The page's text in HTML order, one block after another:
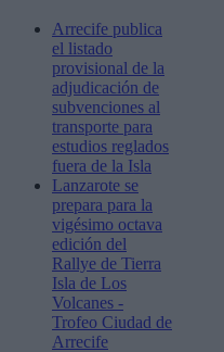
Arrecife publica
el listado
provisional de la
adjudicación de
subvenciones al
transporte para
estudios reglados
fuera de la Isla
Lanzarote se
prepara para la
vigésimo octava
edición del
Rallye de Tierra
Isla de Los
Volcanes -
Trofeo Ciudad de
Arrecife